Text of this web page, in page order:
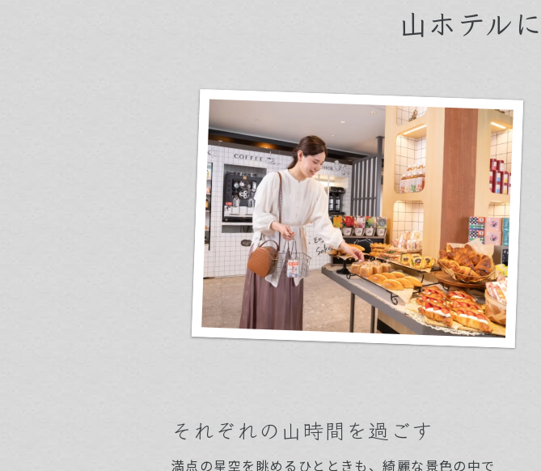
山ホテル
それぞれの山時間を過ごす
満点の星空を眺めるひとときも、綺麗な景色の中で